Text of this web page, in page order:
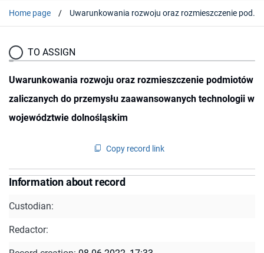
Home page Uwarunkowania rozwoju oraz rozmieszczenie podmiotów zaliczanych do przemysłu zaawansowanych technologii w województwie dolnośląskim
TO ASSIGN
Uwarunkowania rozwoju oraz rozmieszczenie podmiotów
zaliczanych do przemysłu zaawansowanych technologii w
województwie dolnośląskim
Copy record link
Information about record
Custodian:
Redactor: